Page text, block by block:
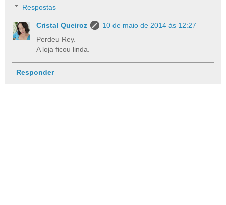
Respostas
Cristal Queiroz
10 de maio de 2014 às 12:27
Perdeu Rey.
A loja ficou linda.
Responder